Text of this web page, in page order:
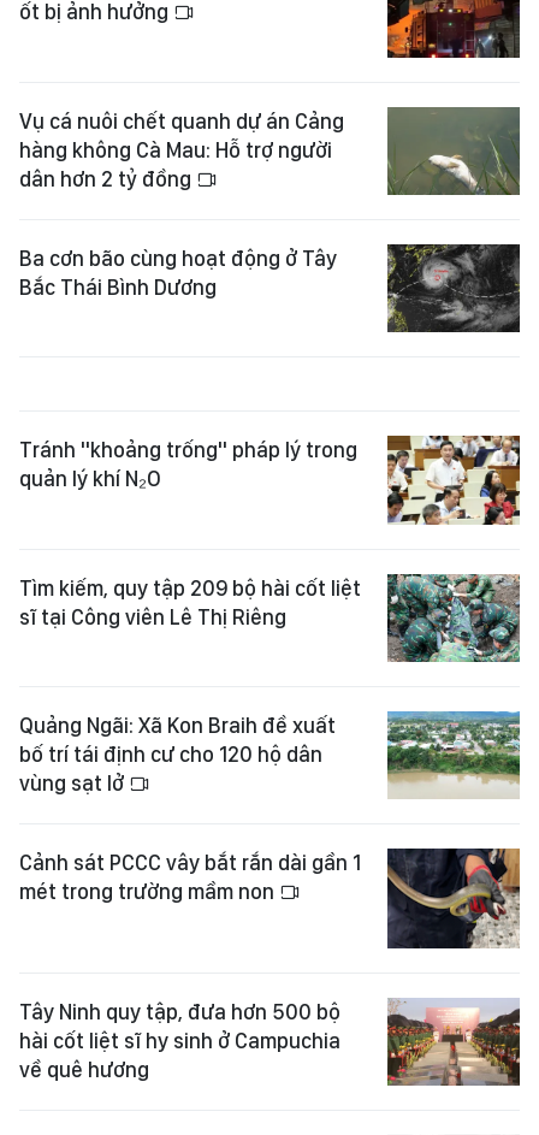
ốt bị ảnh hưởng
Vụ cá nuôi chết quanh dự án Cảng
hàng không Cà Mau: Hỗ trợ người
dân hơn 2 tỷ đồng
Ba cơn bão cùng hoạt động ở Tây
Bắc Thái Bình Dương
Tránh "khoảng trống" pháp lý trong
quản lý khí N₂O
Tìm kiếm, quy tập 209 bộ hài cốt liệt
sĩ tại Công viên Lê Thị Riêng
Quảng Ngãi: Xã Kon Braih đề xuất
bố trí tái định cư cho 120 hộ dân
vùng sạt lở
Cảnh sát PCCC vây bắt rắn dài gần 1
mét trong trường mầm non
Tây Ninh quy tập, đưa hơn 500 bộ
hài cốt liệt sĩ hy sinh ở Campuchia
về quê hương